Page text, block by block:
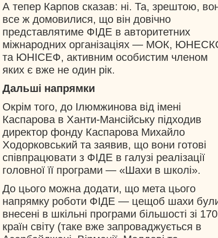
А тепер Карпов сказав: ні. Та, зрештою,
все ж домовилися, що він довічно
представлятиме ФІДЕ в авторитетних
міжнародних організаціях — МОК,
та ЮНІСЕФ, активним особистим членом
яких є вже не один рік.
Дальші напрямки
Окрім того, до Ілюмжинова від імені
Каспарова в Ханти-Мансійську підходив
директор фонду Каспарова Михайло
Ходорковський та заявив, що вони готові
співпрацювати з ФІДЕ в галузі реалізації
головної її програми — «Шахи в школі».
До цього можна додати, що мета цього
напрямку роботи ФІДЕ — цещоб шахи
внесені в шкільні програми більшості зі 170
країн світу (таке вже запроваджується в